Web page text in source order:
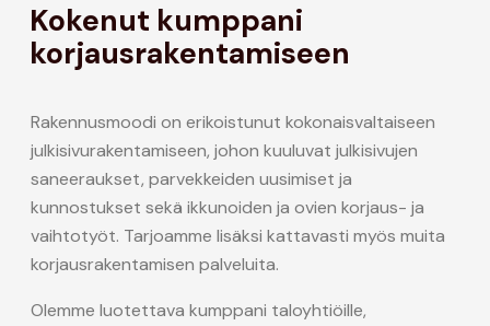
Kokenut kumppani
korjausrakentamiseen
Rakennusmoodi on erikoistunut kokonaisvaltaiseen
julkisivurakentamiseen, johon kuuluvat julkisivujen
saneeraukset, parvekkeiden uusimiset ja
kunnostukset sekä ikkunoiden ja ovien korjaus- ja
vaihtotyöt. Tarjoamme lisäksi kattavasti myös muita
korjausrakentamisen palveluita.
Olemme luotettava kumppani taloyhtiöille,